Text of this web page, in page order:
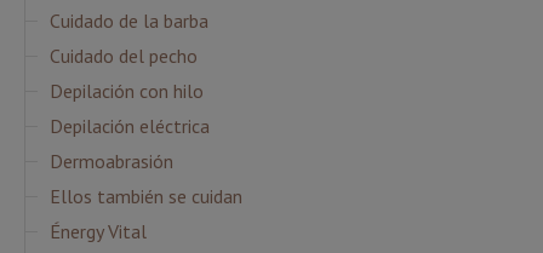
Cuidado de la barba
Cuidado del pecho
Depilación con hilo
Depilación eléctrica
Dermoabrasión
Ellos también se cuidan
Énergy Vital